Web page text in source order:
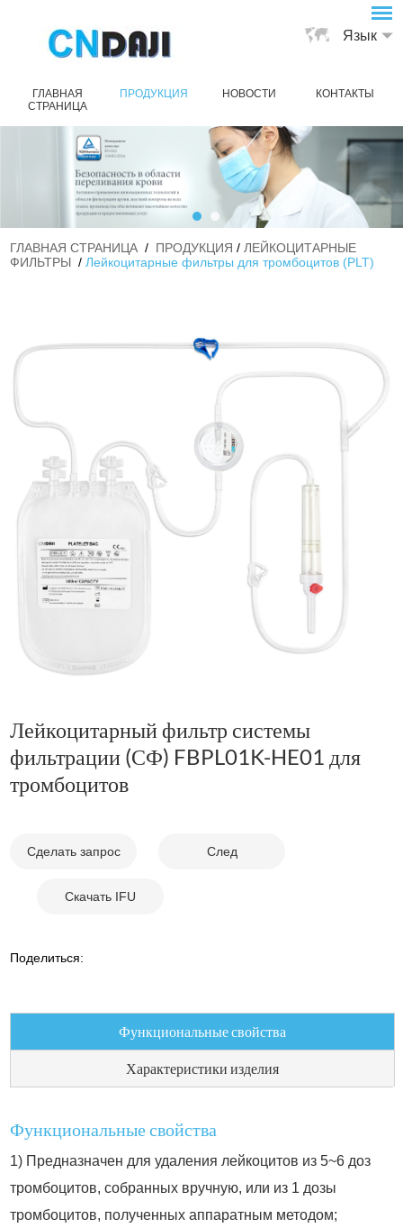
Язык
ГЛАВНАЯ
СТРАНИЦА
ПРОДУКЦИЯ НОВОСТИ КОНТАКТЫ
ГЛАВНАЯ СТРАНИЦА / ПРОДУКЦИЯ / ЛЕЙКОЦИТАРНЫЕ
ФИЛЬТРЫ / Лейкоцитарные фильтры для тромбоцитов (PLT)
Лейкоцитарный фильтр системы
фильтрации (СФ) FBPL01K-HE01 для
тромбоцитов
Сделать запрос След
Скачать IFU
Поделиться:
Функциональные свойства
Характеристики изделия
Функциональные свойства
1) Предназначен для удаления лейкоцитов из 5~6 доз
тромбоцитов, собранных вручную, или из 1 дозы
тромбоцитов, полученных аппаратным методом;